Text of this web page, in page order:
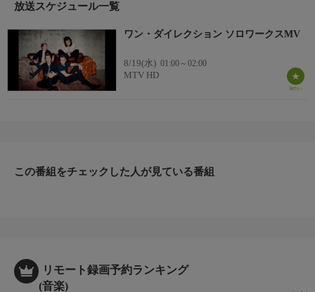
放送スケジュール一覧
ワン・ダイレクション ソロワークスMV
8/19(水) 01:00～02:00
MTV HD
この番組をチェックした人が見ている番組
リモート録画予約ランキング
(音楽)